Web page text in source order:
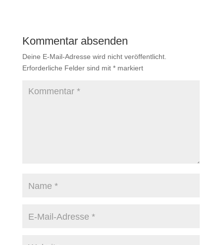
Kommentar absenden
Deine E-Mail-Adresse wird nicht veröffentlicht.
Erforderliche Felder sind mit *markiert